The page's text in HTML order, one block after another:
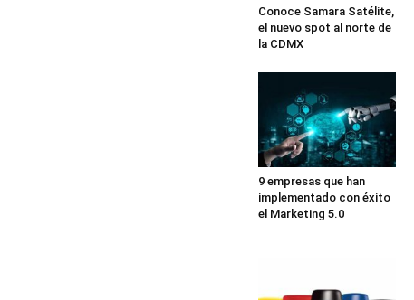
Conoce Samara Satélite,
el nuevo spot al norte de
la CDMX
9 empresas que han
implementado con éxito
el Marketing 5.0